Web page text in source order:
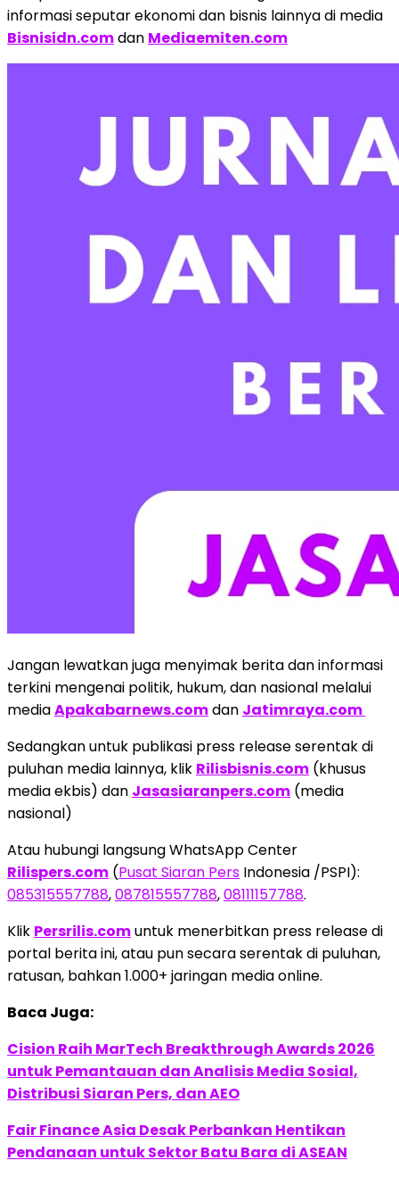
informasi seputar ekonomi dan bisnis lainnya di media
Bisnisidn.comdan Mediaemiten.com
Jangan lewatkan juga menyimak berita dan informasi
terkini mengenai politik, hukum, dan nasional melalui
mediaApakabarnews.comdan Jatimraya.com
Sedangkan untuk publikasi press release serentak di
puluhan media lainnya, klik Rilisbisnis.com (khusus
media ekbis) dan Jasasiaranpers.com (media
nasional)
Atau hubungi langsung WhatsApp Center
Rilispers.com (Pusat Siaran Pers Indonesia /PSPI):
085315557788,087815557788,08111157788.
Klik Persrilis.comuntuk menerbitkan press release di
portal berita ini, atau pun secara serentak di puluhan,
ratusan, bahkan 1.000+ jaringan media online.
Baca Juga:
Cision Raih MarTech Breakthrough Awards 2026
untuk Pemantauan dan Analisis Media Sosial,
Distribusi Siaran Pers, dan AEO
Fair Finance Asia Desak Perbankan Hentikan
Pendanaan untuk Sektor Batu Bara di ASEAN